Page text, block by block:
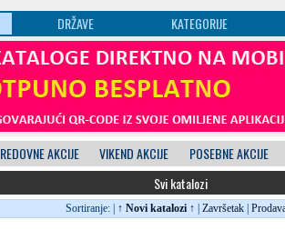
DRŽAVE KATEGORIJE
REDOVNE AKCIJE VIKEND AKCIJE
POSEBNE AKCIJE
Svi katalozi
Sortiranje: | ↑ Novi katalozi ↑ Završetak|